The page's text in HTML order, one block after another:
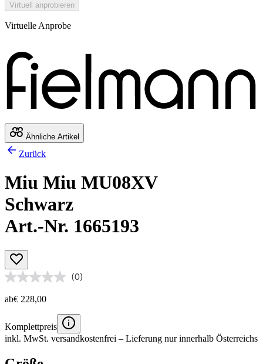
Virtuell anprobieren
Virtuelle Anprobe
Ähnliche Artikel
Zurück
Miu Miu MU08XV
Schwarz
Art.-Nr. 1665193
(0)
ab€ 228,00
Komplettpreis
inkl. MwSt. versandkostenfrei – Lieferung nur innerhalb Österreichs